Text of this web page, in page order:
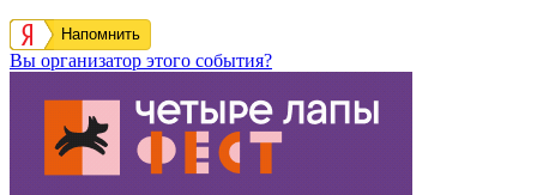
Напомнить
Вы организатор этого события?